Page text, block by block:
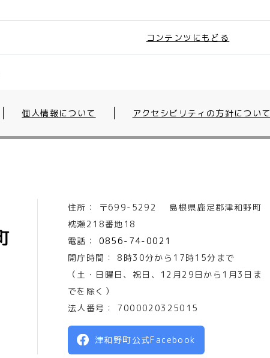
コンテンツにもどる
個人情報について アクセシビリティの方針について
住所： 〒699-5292 島根県鹿足郡津和野町
枕瀬218番地18
電話：
0856-74-0021
開庁時間：
8時30分から17時15分まで
（土・日曜日、祝日、12月29日から1月3日ま
でを除く）
法人番号：
7000020325015
津和野町公式Facebook